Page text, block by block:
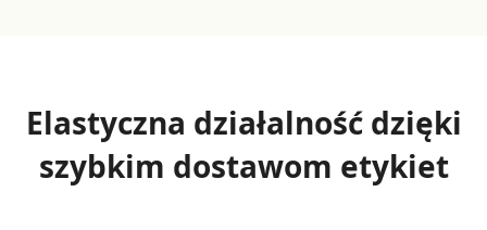
Elastyczna działalność dzięki
szybkim dostawom etykiet